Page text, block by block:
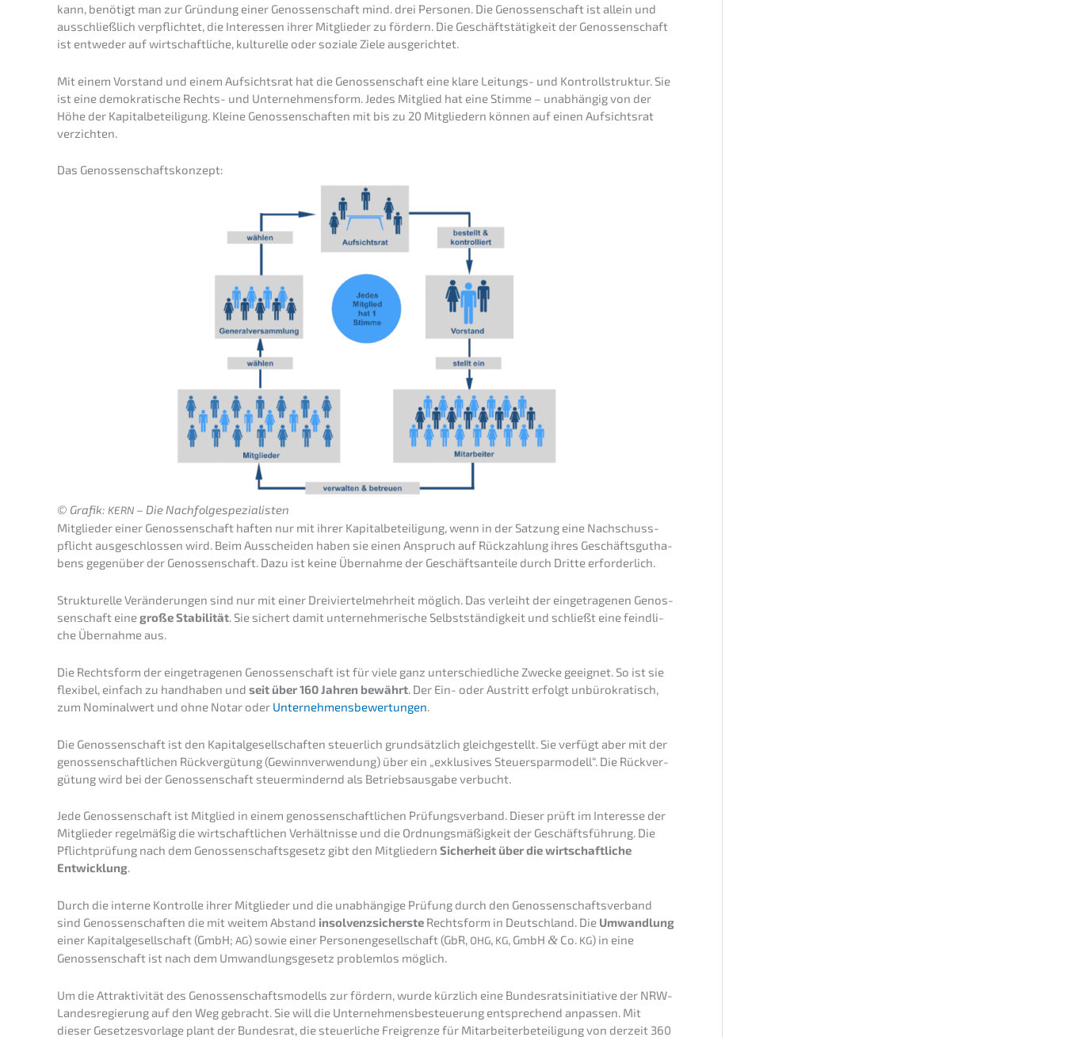
kann, benötigt man zur Gründung einer Genos­sen­schaft mind. drei Perso­nen. Die Genos­sen­schaft ist allein und
ausschließ­lich verpflich­tet, die Inter­es­sen ihrer Mitglie­der zu fördern. Die Geschäfts­tä­tig­keit der Genos­sen­schaft
ist entwe­der auf wirtschaft­li­che, kultu­rel­le oder sozia­le Ziele ausgerichtet.
Mit einem Vorstand und einem Aufsichts­rat hat die Genos­sen­schaft eine klare Leitungs- und Kontroll­struk­tur. Sie
ist eine demokra­ti­sche Rechts- und Unter­neh­mens­form. Jedes Mitglied hat eine Stimme – unabhän­gig von der
Höhe der Kapital­be­tei­li­gung. Kleine Genos­sen­schaf­ten mit bis zu 20 Mitglie­dern können auf einen Aufsichts­rat
verzichten.
Das Genos­sen­schafts­kon­zept:
© Grafik: KERN – Die Nachfolge­spezialisten
Mitglie­der einer Genos­sen­schaft haften nur mit ihrer Kapital­be­tei­li­gung, wenn in der Satzung eine Nachschuss­
pflicht ausge­schlos­sen wird. Beim Ausschei­den haben sie einen Anspruch auf Rückzah­lung ihres Geschäfts­gut­ha­
bens gegen­über der Genos­sen­schaft. Dazu ist keine Übernah­me der Geschäfts­an­tei­le durch Dritte erforderlich.
Struk­tu­rel­le Verän­de­run­gen sind nur mit einer Dreivier­tel­mehr­heit möglich. Das verleiht der einge­tra­ge­nen Genos­
sen­schaft einegroße Stabi­li­tät. Sie sichert damit unter­neh­me­ri­sche Selbst­stän­dig­keit und schließt eine feind­li­
che Übernah­me aus.
Die Rechts­form der einge­tra­ge­nen Genos­sen­schaft ist für viele ganz unter­schied­li­che Zwecke geeig­net. So ist sie
flexi­bel, einfach zu handha­ben und seit über 160 Jahren bewährt. Der Ein- oder Austritt erfolgt unbüro­kra­tisch,
zum Nominal­wert und ohne Notar oder Unter­neh­mens­be­wer­tun­gen.
Die Genos­sen­schaft ist den Kapital­ge­sell­schaf­ten steuer­lich grund­sätz­lich gleich­ge­stellt. Sie verfügt aber mit der
genos­sen­schaft­li­chen Rückver­gü­tung (Gewinn­ver­wen­dung) über ein „exklu­si­ves Steuer­spar­mo­dell“. Die Rückver­
gü­tung wird bei der Genos­sen­schaft steuer­min­dernd als Betriebs­aus­ga­be verbucht.
Jede Genos­sen­schaft ist Mitglied in einem genos­sen­schaft­li­chen Prüfungs­ver­band. Dieser prüft im Inter­es­se der
Mitglie­der regel­mä­ßig die wirtschaft­li­chen Verhält­nis­se und die Ordnungs­mä­ßig­keit der Geschäfts­füh­rung. Die
Pflicht­prü­fung nach dem Genos­sen­schafts­ge­setz gibt den Mitglie­dern Sicher­heit über die wirtschaft­li­che
Entwick­lung.
Durch die inter­ne Kontrol­le ihrer Mitglie­der und die unabhän­gi­ge Prüfung durch den Genos­sen­schafts­ver­band
sind Genos­sen­schaf­ten die mit weitem Abstand insol­venz­si­chers­te Rechts­form in Deutsch­land. Die Umwand­lung
einer Kapital­ge­sell­schaft (GmbH; AG) sowie einer Perso­nen­ge­sell­schaft (GbR, OHG, KG, GmbH & Co. KG) in eine
Genos­sen­schaft ist nach dem Umwand­lungs­ge­setz problem­los möglich.
Um die Attrak­ti­vi­tät des Genos­sen­schafts­mo­dells zur fördern, wurde kürzlich eine Bundes­rats­in­itia­ti­ve der NRW-
Landes­re­gie­rung auf den Weg gebracht. Sie will die Unter­neh­mens­be­steue­rung entspre­chend anpas­sen. Mit
dieser Geset­zes­vor­la­ge plant der Bundes­rat, die steuer­li­che Freigren­ze für Mitar­bei­ter­be­tei­li­gung von derzeit 360